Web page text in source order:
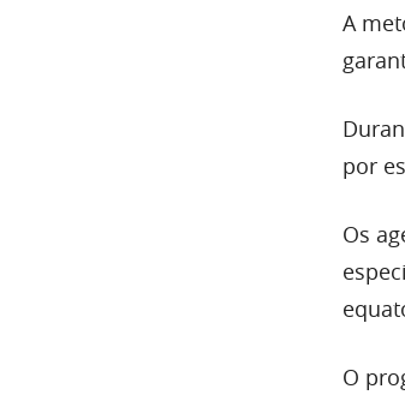
A
por
Os
O